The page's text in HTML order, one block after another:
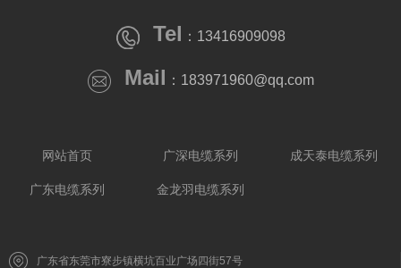
Tel ：13416909098
Mail ：183971960@qq.com
网站首页 广深电缆系列 成天泰电缆系列
广东电缆系列 金龙羽电缆系列
广东省东莞市寮步镇横坑百业广场四街57号